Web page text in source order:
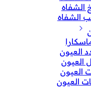
الشفاه
الشفاه
العيون
العيون
العيون
العيون